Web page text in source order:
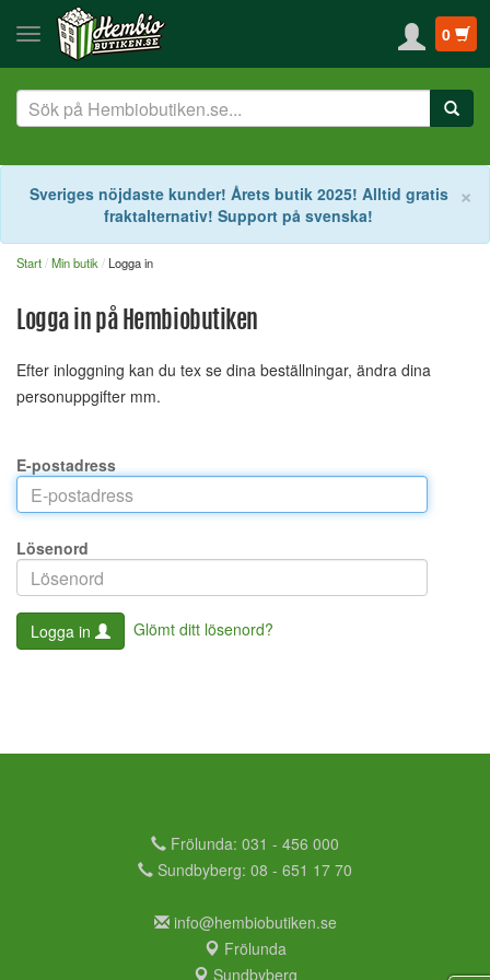
0
×
Sveriges nöjdaste kunder! Årets butik 2025! Alltid gratis
fraktalternativ! Support på svenska!
Start Min butik Logga in
Logga in på Hembiobutiken
Efter inloggning kan du tex se dina beställningar, ändra dina
personuppgifter mm.
E-postadress
Lösenord
Logga in Glömt ditt lösenord?
Frölunda: 031 - 456 000
Sundbyberg: 08 - 651 17 70
info@hembiobutiken.se
Frölunda
Sundbyberg